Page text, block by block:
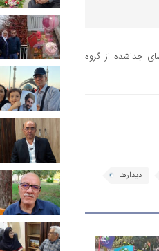
جداشده از گروه
برچسب
دیدارها